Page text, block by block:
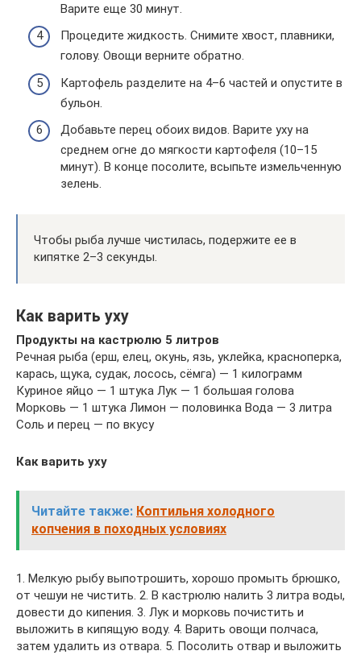
Варите еще 30 минут.
Процедите жидкость. Снимите хвост, плавники,
голову. Овощи верните обратно.
Картофель разделите на 4–6 частей и опустите в
бульон.
Добавьте перец обоих видов. Варите уху на
среднем огне до мягкости картофеля (10–15
минут). В конце посолите, всыпьте измельченную
зелень.
Чтобы рыба лучше чистилась, подержите ее в
кипятке 2–3 секунды.
Как варить уху
Продукты на кастрюлю 5 литров
Речная рыба (ерш, елец, окунь, язь, уклейка, красноперка,
карась, щука, судак, лосось, сёмга) — 1 килограмм
Куриное яйцо — 1 штука Лук — 1 большая голова
Морковь — 1 штука Лимон — половинка Вода — 3 литра
Соль и перец — по вкусу
Как варить уху
Читайте также: Коптильня холодного
копчения в походных условиях
1. Мелкую рыбу выпотрошить, хорошо промыть брюшко,
от чешуи не чистить. 2. В кастрюлю налить 3 литра воды,
довести до кипения. 3. Лук и морковь почистить и
выложить в кипящую воду. 4. Варить овощи полчаса,
затем удалить из отвара. 5. Посолить отвар и выложить